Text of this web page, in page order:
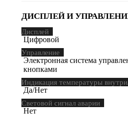
ДИСПЛЕЙ И
Дисплей
Цифровой
Управление
Электронная система
кнопками
Индикация температуры
Да/Нет
Световой сигнал аварии
Нет